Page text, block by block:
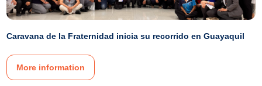
Caravana de la Fraternidad inicia su recorrido en Guayaquil
More information